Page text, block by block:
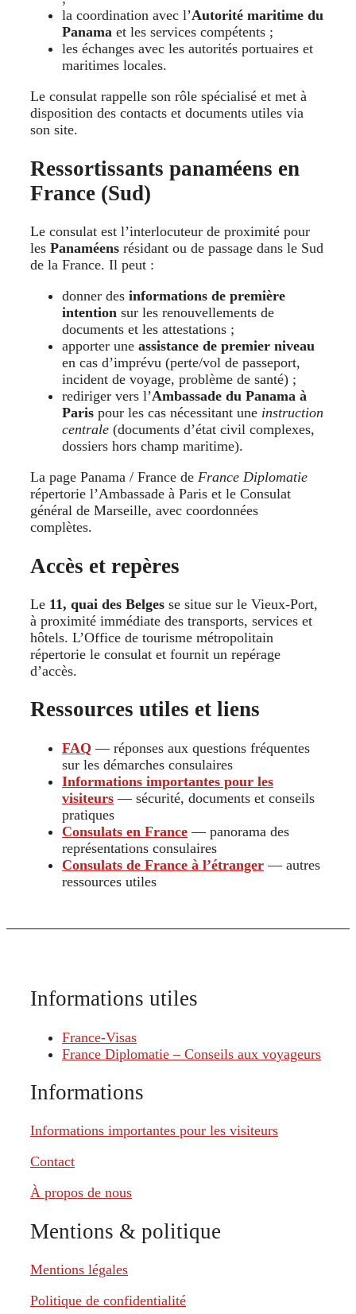
la coordination avec l’Autorité maritime du
Panama et les services compétents ;
les échanges avec les autorités portuaires et
maritimes locales.
Le consulat rappelle son rôle spécialisé et met à
disposition des contacts et documents utiles via
son site.
Ressortissants panaméens en
France (Sud)
Le consulat est l’interlocuteur de proximité pour
les Panaméens résidant ou de passage dans le Sud
de la France. Il peut :
donner des informations de première
intention sur les renouvellements de
documents et les attestations ;
apporter une assistance de premier niveau
en cas d’imprévu (perte/vol de passeport,
incident de voyage, problème de santé) ;
rediriger vers l’Ambassade du Panama à
Paris pour les cas nécessitant une instruction
centrale (documents d’état civil complexes,
dossiers hors champ maritime).
La page Panama / France de France Diplomatie
répertorie l’Ambassade à Paris et le Consulat
général de Marseille, avec coordonnées
complètes.
Accès et repères
Le 11, quai des Belges se situe sur le Vieux-Port,
à proximité immédiate des transports, services et
hôtels. L’Office de tourisme métropolitain
répertorie le consulat et fournit un repérage
d’accès.
Ressources utiles et liens
FAQ — réponses aux questions fréquentes
sur les démarches consulaires
Informations importantes pour les
visiteurs — sécurité, documents et conseils
pratiques
Consulats en France — panorama des
représentations consulaires
Consulats de France à l’étranger — autres
ressources utiles
Informations utiles
France-Visas
France Diplomatie – Conseils aux voyageurs
Informations
Informations importantes pour les visiteurs
Contact
À propos de nous
Mentions & politique
Mentions légales
Politique de confidentialité